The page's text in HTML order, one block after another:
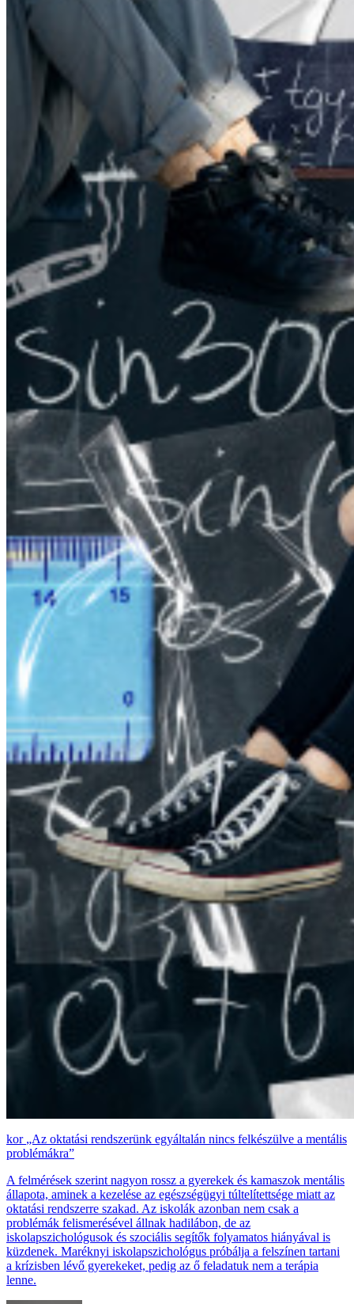
„Az oktatási rendszerünk egyáltalán nincs felkészülve a mentális
problémákra”
A felmérések szerint nagyon rossz a gyerekek és kamaszok mentális
állapota, aminek a kezelése az egészségügyi túltelítettsége miatt az
oktatási rendszerre szakad. Az iskolák azonban nem csak a
problémák felismerésével állnak hadilábon, de az
iskolapszichológusok és szociális segítők folyamatos hiányával is
küzdenek. Maréknyi iskolapszichológus próbálja a felszínen tartani
a krízisben lévő gyerekeket, pedig az ő feladatuk nem a terápia
lenne.